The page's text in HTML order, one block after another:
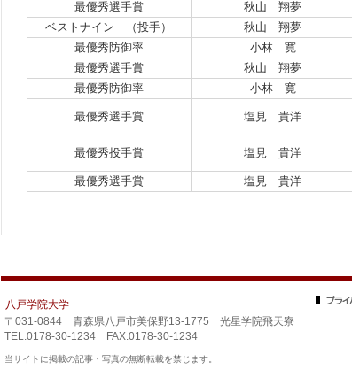
最優秀選手賞
秋山 翔夢
ベストナイン （投手）
秋山 翔夢
最優秀防御率
小林 寛
最優秀選手賞
秋山 翔夢
最優秀防御率
小林 寛
最優秀選手賞 塩見 貴洋
最優秀投手賞 塩見 貴洋
最優秀選手賞
塩見 貴洋
八戸学院大学
〒031-0844 青森県八戸市美保野13-1775 光星学院飛天寮
TEL.0178-30-1234 FAX.0178-30-1234
当サイトに掲載の記事・写真の無断転載を禁じます。